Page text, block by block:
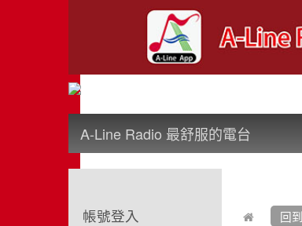
A-Line Radio 最舒服的電台
回
帳號登入